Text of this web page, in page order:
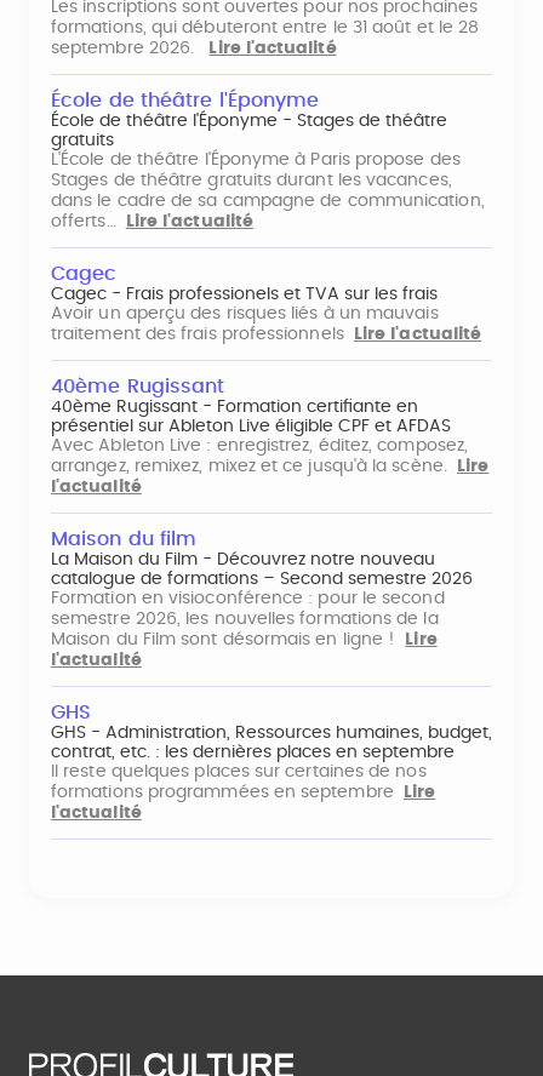
Les inscriptions sont ouvertes pour nos prochaines
formations, qui débuteront entre le 31 août et le 28
septembre 2026.
Lire l'actualité
École de théâtre l'Éponyme
École de théâtre l'Éponyme - Stages de théâtre
gratuits
L'École de théâtre l'Éponyme à Paris propose des
Stages de théâtre gratuits durant les vacances,
dans le cadre de sa campagne de communication,
offerts…
Lire l'actualité
Cagec
Cagec - Frais professionels et TVA sur les frais
Avoir un aperçu des risques liés à un mauvais
traitement des frais professionnels
Lire l'actualité
40ème Rugissant
40ème Rugissant - Formation certifiante en
présentiel sur Ableton Live éligible CPF et AFDAS
Avec Ableton Live : enregistrez, éditez, composez,
arrangez, remixez, mixez et ce jusqu'à la scène.
Lire
l'actualité
Maison du film
La Maison du Film - Découvrez notre nouveau
catalogue de formations – Second semestre 2026
Formation en visioconférence : pour le second
semestre 2026, les nouvelles formations de la
Maison du Film sont désormais en ligne !
Lire
l'actualité
GHS
GHS - Administration, Ressources humaines, budget,
contrat, etc. : les dernières places en septembre
Il reste quelques places sur certaines de nos
formations programmées en septembre
Lire
l'actualité